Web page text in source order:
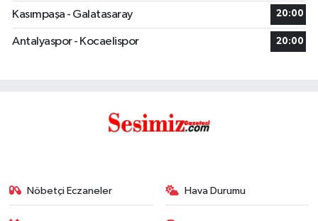
Kasımpaşa - Galatasaray 20:00
Antalyaspor - Kocaelispor 20:00
Nöbetçi Eczaneler Hava Durumu